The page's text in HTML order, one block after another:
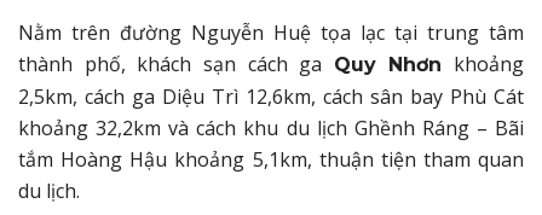
Nằm trên đường Nguyễn Huệ tọa lạc tại trung tâm
thành phố, khách sạn cách ga
Quy Nhơn
khoảng
2,5km, cách ga Diệu Trì 12,6km, cách sân bay Phù Cát
khoảng 32,2km và cách khu du lịch Ghềnh Ráng – Bãi
tắm Hoàng Hậu khoảng 5,1km, thuận tiện tham quan
du lịch.